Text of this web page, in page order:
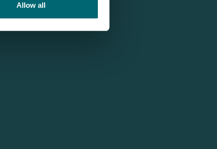
Allow all